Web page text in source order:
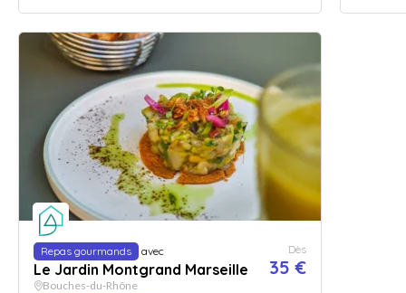
Repas gourmands avec
Le Jardin Montgrand Marseille
Dès
35 €
Bouches-du-Rhône